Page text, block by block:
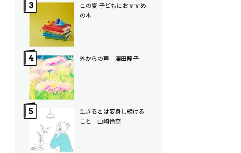
この夏 子どもにおすすめ
の本
外からの声 澤田瞳子
生きるとは変身し続ける
こと 山崎怜奈